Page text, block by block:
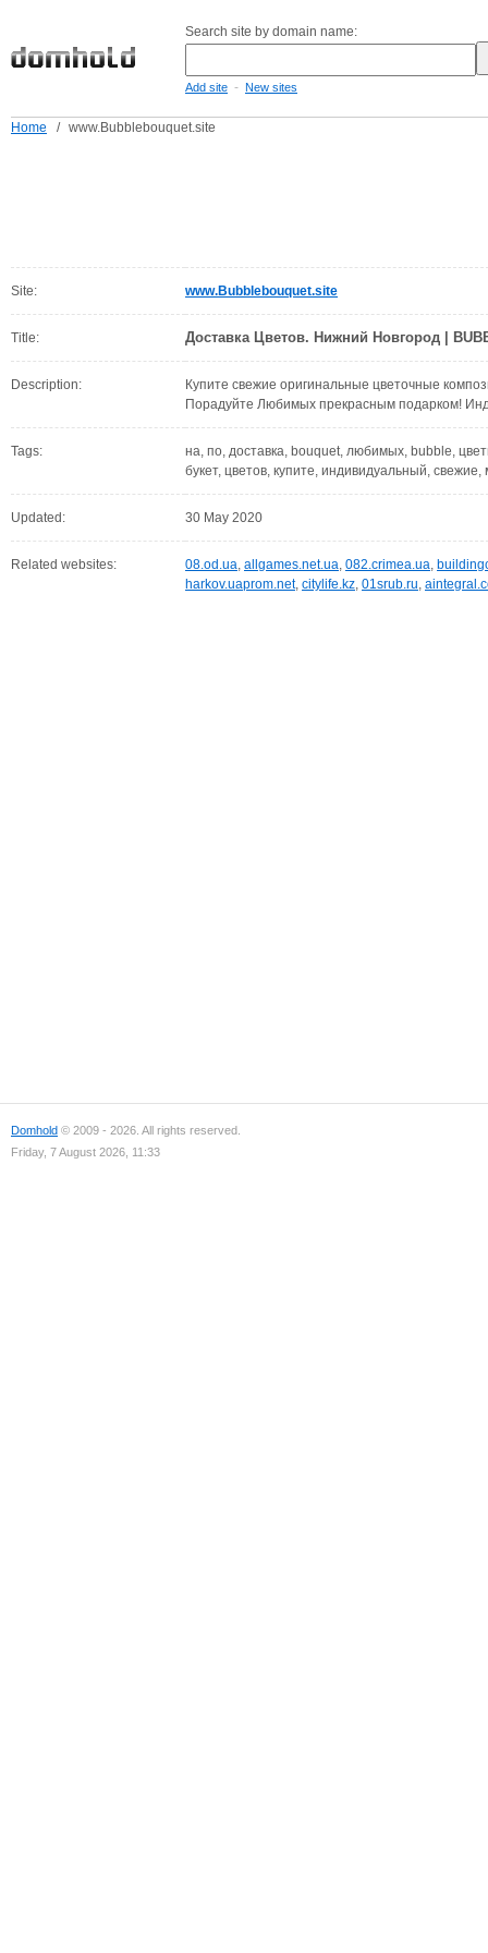
Search site by domain name:
Add site - New sites
Home / www.Bubblebouquet.site
Site: www.Bubblebouquet.site
Title: Доставка Цветов. Нижний Новгород |
Description:
Купите свежие оригинальные цветочные
Порадуйте Любимых прекрасным подарком!
Tags:
на, по, доставка, bouquet, любимых, bubble,
букет, цветов, купите, индивидуальный,
Updated: 30 May 2020
Related websites: 08.od.ua, allgames.net.ua, 082.crimea.ua,
harkov.uaprom.net, citylife.kz, 01srub.ru,
Domhold © 2009 - 2026. All rights reserved.
Friday, 7 August 2026, 11:33